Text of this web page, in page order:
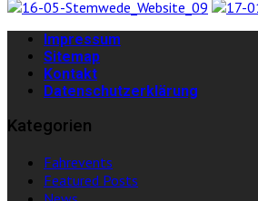
Impressum
Sitemap
Kontakt
Datenschutzerklärung
Kategorien
Fahrevents
Featured Posts